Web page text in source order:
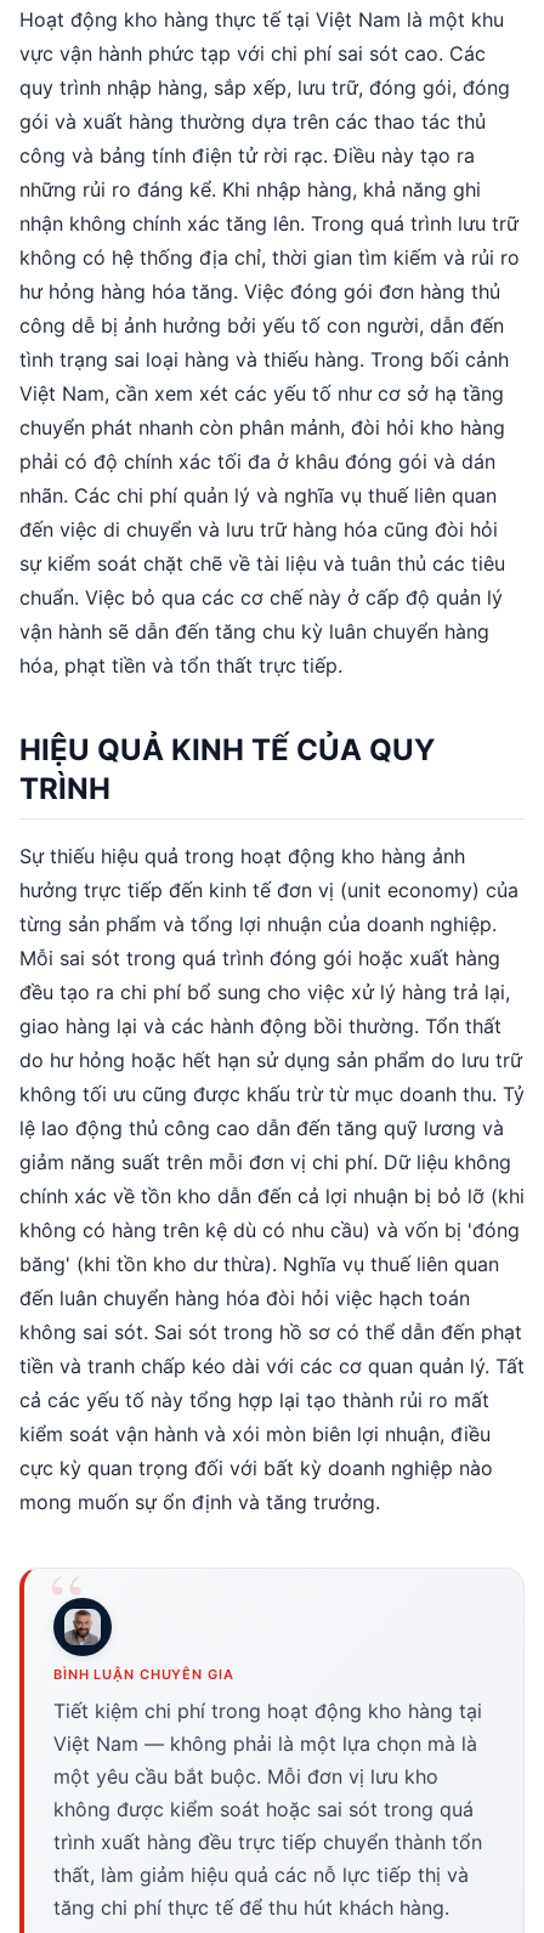
Hoạt động kho hàng thực tế tại Việt Nam là một khu
vực vận hành phức tạp với chi phí sai sót cao. Các
quy trình nhập hàng, sắp xếp, lưu trữ, đóng gói, đóng
gói và xuất hàng thường dựa trên các thao tác thủ
công và bảng tính điện tử rời rạc. Điều này tạo ra
những rủi ro đáng kể. Khi nhập hàng, khả năng ghi
nhận không chính xác tăng lên. Trong quá trình lưu trữ
không có hệ thống địa chỉ, thời gian tìm kiếm và rủi ro
hư hỏng hàng hóa tăng. Việc đóng gói đơn hàng thủ
công dễ bị ảnh hưởng bởi yếu tố con người, dẫn đến
tình trạng sai loại hàng và thiếu hàng. Trong bối cảnh
Việt Nam, cần xem xét các yếu tố như cơ sở hạ tầng
chuyển phát nhanh còn phân mảnh, đòi hỏi kho hàng
phải có độ chính xác tối đa ở khâu đóng gói và dán
nhãn. Các chi phí quản lý và nghĩa vụ thuế liên quan
đến việc di chuyển và lưu trữ hàng hóa cũng đòi hỏi
sự kiểm soát chặt chẽ về tài liệu và tuân thủ các tiêu
chuẩn. Việc bỏ qua các cơ chế này ở cấp độ quản lý
vận hành sẽ dẫn đến tăng chu kỳ luân chuyển hàng
hóa, phạt tiền và tổn thất trực tiếp.
HIỆU QUẢ KINH TẾ CỦA QUY
TRÌNH
Sự thiếu hiệu quả trong hoạt động kho hàng ảnh
hưởng trực tiếp đến kinh tế đơn vị (unit economy) của
từng sản phẩm và tổng lợi nhuận của doanh nghiệp.
Mỗi sai sót trong quá trình đóng gói hoặc xuất hàng
đều tạo ra chi phí bổ sung cho việc xử lý hàng trả lại,
giao hàng lại và các hành động bồi thường. Tổn thất
do hư hỏng hoặc hết hạn sử dụng sản phẩm do lưu trữ
không tối ưu cũng được khấu trừ từ mục doanh thu. Tỷ
lệ lao động thủ công cao dẫn đến tăng quỹ lương và
giảm năng suất trên mỗi đơn vị chi phí. Dữ liệu không
chính xác về tồn kho dẫn đến cả lợi nhuận bị bỏ lỡ (khi
không có hàng trên kệ dù có nhu cầu) và vốn bị 'đóng
băng' (khi tồn kho dư thừa). Nghĩa vụ thuế liên quan
đến luân chuyển hàng hóa đòi hỏi việc hạch toán
không sai sót. Sai sót trong hồ sơ có thể dẫn đến phạt
tiền và tranh chấp kéo dài với các cơ quan quản lý. Tất
cả các yếu tố này tổng hợp lại tạo thành rủi ro mất
kiểm soát vận hành và xói mòn biên lợi nhuận, điều
cực kỳ quan trọng đối với bất kỳ doanh nghiệp nào
mong muốn sự ổn định và tăng trưởng.
BÌNH LUẬN CHUYÊN GIA
Tiết kiệm chi phí trong hoạt động kho hàng tại
Việt Nam — không phải là một lựa chọn mà là
một yêu cầu bắt buộc. Mỗi đơn vị lưu kho
không được kiểm soát hoặc sai sót trong quá
trình xuất hàng đều trực tiếp chuyển thành tổn
thất, làm giảm hiệu quả các nỗ lực tiếp thị và
tăng chi phí thực tế để thu hút khách hàng.